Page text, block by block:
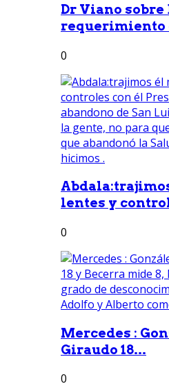
Dr Viano sobre
requerimiento
0
lentes y
0
Mercedes :
Giraudo 18...
0